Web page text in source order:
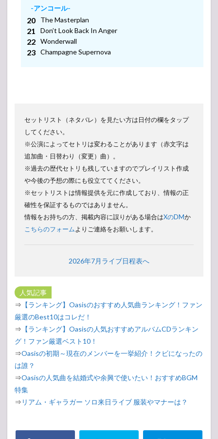
-アンコール-
The Masterplan
Don’t Look Back In Anger
Wonderwall
Champagne Supernova
セットリスト（ネタバレ）を見たい方は日付の欄をタップ
してください。
※公演によってセトリは変わることがあります（赤文字は
追加曲・日替わり（変更）曲）。
※過去の歴代セトリも残していますのでプレイリスト作成
や今後の予想の際にも役立ててください。
※セットリストは情報提供を元に作成しており、情報の正
確性を保証するものではありません。
情報をお持ちの方、掲載内容に誤りがある場合はXのDMか
こちらのフォームよりご連絡をお願いします。
2026年7月ライブ日程表へ
人気記事
⇒ 【ランキング】Oasisのおすすめ人気曲ランキング！ファン
厳選のBest10はコレだ！
⇒ 【ランキング】Oasisの人気おすすめアルバムCDランキン
グ！ファン厳選ベスト10！
⇒Oasisの初期～現在のメンバーを一挙紹介！クビになったの
は誰？
⇒Oasisの人気曲を結婚式や余興で使いたい！おすすめBGM
特集
⇒ リアム・ギャラガー ソロ来日ライブ 服装やマナーは？